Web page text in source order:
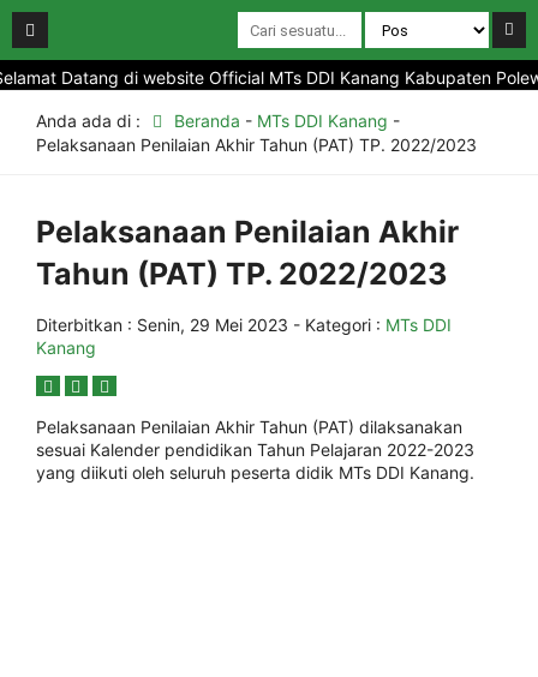
Datang di website Official MTs DDI Kanang Kabupaten
Anda ada di : Beranda - MTs DDI Kanang -
Pelaksanaan Penilaian Akhir Tahun (PAT) TP. 2022/2023
Pelaksanaan Penilaian Akhir
Tahun (PAT) TP. 2022/2023
Diterbitkan : Senin, 29 Mei 2023 - Kategori : MTs DDI
Kanang
Pelaksanaan Penilaian Akhir Tahun (PAT) dilaksanakan
sesuai Kalender pendidikan Tahun Pelajaran 2022-2023
yang diikuti oleh seluruh peserta didik MTs DDI Kanang.